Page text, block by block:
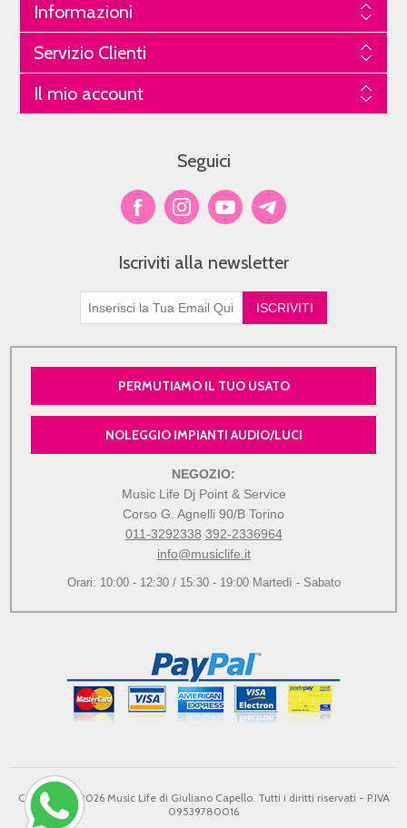
Informazioni
Servizio Clienti
Il mio account
Seguici
Iscriviti alla newsletter
PERMUTIAMO IL TUO USATO
NOLEGGIO IMPIANTI AUDIO/LUCI
NEGOZIO:
Music Life Dj Point & Service
Corso G. Agnelli 90/B Torino
011-3292338 392-2336964
info@musiclife.it
Orari: 10:00 - 12:30 / 15:30 - 19:00 Martedì - Sabato
Copyright © 2026 Music Life di Giuliano Capello. Tutti i diritti riservati - P.IVA
09539780016